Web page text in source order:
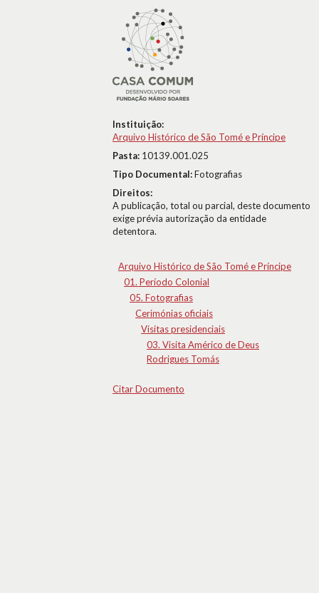
Instituição:
Arquivo Histórico de São Tomé e Príncipe
Pasta: 10139.001.025
Tipo Documental:Fotografias
Direitos:
A publicação, total ou parcial, deste documento
exige prévia autorização da entidade
detentora.
Arquivo Histórico de São Tomé e Príncipe
01. Período Colonial
05. Fotografias
Cerimónias oficiais
Visitas presidenciais
03. Visita Américo de Deus
Rodrigues Tomás
Citar Documento